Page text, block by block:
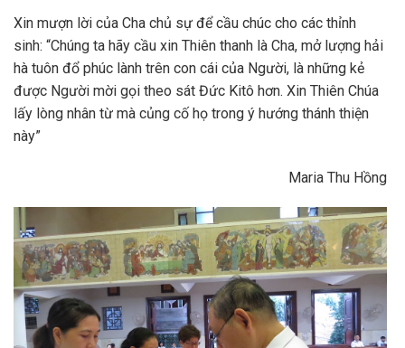
Xin mượn lời của Cha chủ sự để cầu chúc cho các thỉnh
sinh: “Chúng ta hãy cầu xin Thiên thanh là Cha, mở lượng hải
hà tuôn đổ phúc lành trên con cái của Người, là những kẻ
được Người mời gọi theo sát Đức Kitô hơn. Xin Thiên Chúa
lấy lòng nhân từ mà củng cố họ trong ý hướng thánh thiện
này”
Maria Thu Hồng